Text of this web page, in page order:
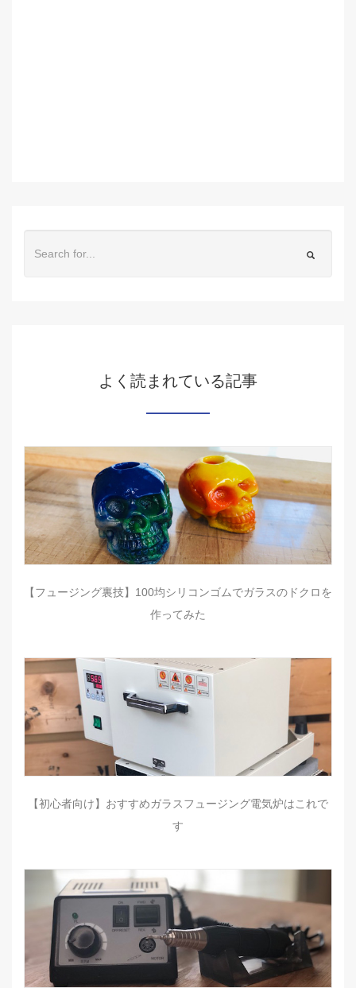
よく読まれている記事
【フュージング裏技】100均シリコンゴムでガラスのドクロを
作ってみた
【初心者向け】おすすめガラスフュージング電気炉はこれで
す